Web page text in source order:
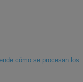
cómo se procesan los